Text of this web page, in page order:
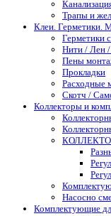
Трапы и
Клеи. Герметики.
Герметики
Нити / Лен
Пены
Прокладки
Расходные
Скотч /
Коллекторы и
Насосно
Комплектующие